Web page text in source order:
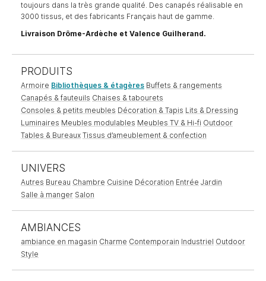
toujours dans la très grande qualité. Des canapés réalisable en
3000 tissus, et des fabricants Français haut de gamme.
Livraison Drôme-Ardèche et Valence Guilherand.
PRODUITS
Armoire Bibliothèques & étagères Buffets & rangements
Canapés & fauteuils Chaises & tabourets
Consoles & petits meubles Décoration & Tapis Lits & Dressing
Luminaires Meubles modulables Meubles TV & Hi-fi Outdoor
Tables & Bureaux Tissus d’ameublement & confection
UNIVERS
Autres Bureau Chambre Cuisine Décoration Entrée Jardin
Salle à manger Salon
AMBIANCES
ambiance en magasin Charme Contemporain Industriel Outdoor
Style